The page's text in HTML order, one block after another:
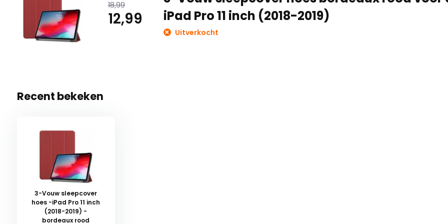
18,99
12,99
iPad Pro 11 inch (2018-2019)
Uitverkocht
Recent bekeken
3-Vouw sleepcover
hoes -iPad Pro 11 inch
(2018-2019) -
bordeaux rood